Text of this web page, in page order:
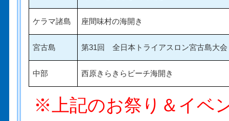
ケラマ諸島 座間味村の海開き
宮古島 第31回 全日本トライアスロン宮古島大会
中部 西原きらきらビーチ海開き
※上記のお祭り＆イベ